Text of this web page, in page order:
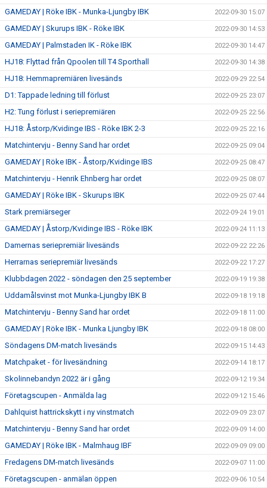
GAMEDAY | Röke IBK - Munka-Ljungby IBK 2022-09-30 15:07
GAMEDAY | Skurups IBK - Röke IBK 2022-09-30 14:53
GAMEDAY | Palmstaden IK - Röke IBK 2022-09-30 14:47
HJ18: Flyttad från Qpoolen till T4 Sporthall 2022-09-30 14:38
HJ18: Hemmapremiären livesänds 2022-09-29 22:54
D1: Tappade ledning till förlust 2022-09-25 23:07
H2: Tung förlust i seriepremiären 2022-09-25 22:56
HJ18: Åstorp/Kvidinge IBS - Röke IBK 2-3 2022-09-25 22:16
Matchintervju - Benny Sand har ordet 2022-09-25 09:04
GAMEDAY | Röke IBK - Åstorp/Kvidinge IBS 2022-09-25 08:47
Matchintervju - Henrik Ehnberg har ordet 2022-09-25 08:07
GAMEDAY | Röke IBK - Skurups IBK 2022-09-25 07:44
Stark premiärseger 2022-09-24 19:01
GAMEDAY | Åstorp/Kvidinge IBS - Röke IBK 2022-09-24 11:13
Damernas seriepremiär livesänds 2022-09-22 22:26
Herrarnas seriepremiär livesänds 2022-09-22 17:27
Klubbdagen 2022 - söndagen den 25 september 2022-09-19 19:38
Uddamålsvinst mot Munka-Ljungby IBK B 2022-09-18 19:18
Matchintervju - Benny Sand har ordet 2022-09-18 11:00
GAMEDAY | Röke IBK - Munka Ljungby IBK 2022-09-18 08:00
Söndagens DM-match livesänds 2022-09-15 14:43
Matchpaket - för livesändning 2022-09-14 18:17
Skolinnebandyn 2022 är i gång 2022-09-12 19:34
Företagscupen - Anmälda lag 2022-09-12 15:46
Dahlquist hattrickskytt i ny vinstmatch 2022-09-09 23:07
Matchintervju - Benny Sand har ordet 2022-09-09 14:00
GAMEDAY | Röke IBK - Malmhaug IBF 2022-09-09 09:00
Fredagens DM-match livesänds 2022-09-07 11:00
Företagscupen - anmälan öppen 2022-09-06 10:54